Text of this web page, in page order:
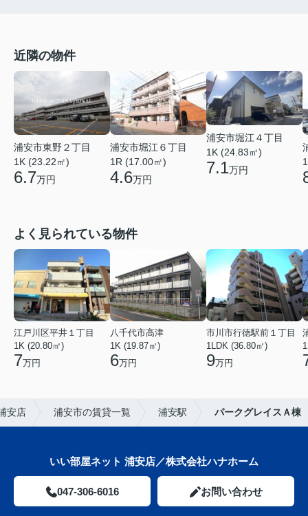
近隣の物件
浦安市東野２丁目
1K (23.22㎡)
6.7万円
浦安市堀江６丁目
1R (17.00㎡)
4.6万円
浦安市堀江４丁目
1K (24.83㎡)
7.1万円
よく見られている物件
江戸川区平井１丁目
1K (20.80㎡)
7万円
八千代市高津
1K (19.87㎡)
6万円
市川市行徳駅前１丁目
1LDK (36.80㎡)
9万円
安店 浦安市の賃貸一覧 浦安駅 パークグレイスＡ棟
いい部屋ネット 浦安店／株式会社ハナホーム
047-306-6016 お問い合わせ